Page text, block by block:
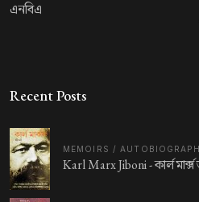
এনবিএ
Recent Posts
MEMOIRS /
Karl Marx Jiboni -কার্ল